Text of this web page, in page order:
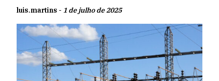
luis.martins - 1 de julho de 2025